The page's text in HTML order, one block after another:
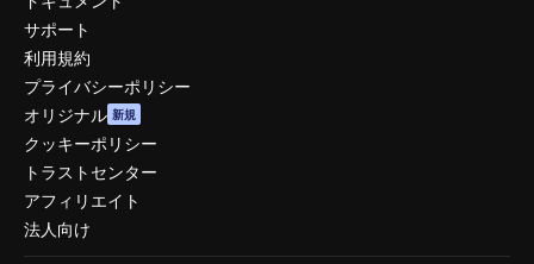
サポート
利用規約
プライバシーポリシー
オリジナル 新規
クッキーポリシー
トラストセンター
アフィリエイト
法人向け